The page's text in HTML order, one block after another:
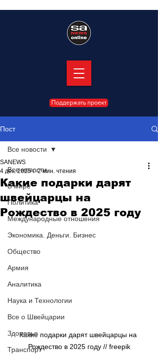
Поддержать проект
Пост
Все новости
В мире
Политика
Международные отношения
Экономика. Деньги. Бизнес
Общество
Армия
Аналитика
Наука и Технологии
Все о Швейцарии
Здоровье
Транспорт
Все новости
Какие подарки дарят
швейцарцы на
Рождество в 2025 году
SANEWS
4 дек. 2025 г. 2 мин. чтения
Какие подарки дарят швейцарцы на
Рождество в 2025 году // freepik